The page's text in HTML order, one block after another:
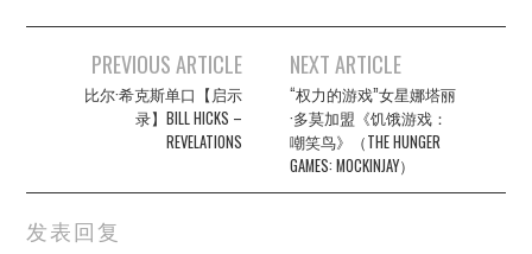
navigation
PREVIOUS ARTICLE
比尔·希克斯单口【启示
录】BILL HICKS –
REVELATIONS
NEXT ARTICLE
“权力的游戏”女星娜塔丽
·多莫加盟《饥饿游戏：
嘲笑鸟》（THE HUNGER
GAMES: MOCKINJAY）
发表回复